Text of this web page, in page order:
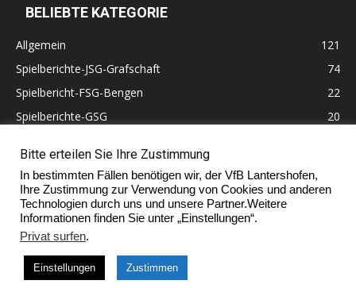
BELIEBTE KATEGORIE
Allgemein
121
Spielberichte-JSG-Grafschaft
74
Spielbericht-FSG-Bengen
22
Spielberichte-GSG
20
60 Jahre VfB Lantershofen
Ehrenmitglieder
Impressum
© Copyright 2017
Bitte erteilen Sie Ihre Zustimmung
In bestimmten Fällen benötigen wir, der VfB Lantershofen,
Ihre Zustimmung zur Verwendung von Cookies und anderen
Technologien durch uns und unsere Partner.Weitere
Informationen finden Sie unter „Einstellungen“.
Privat surfen.
Einstellungen Zustimmen